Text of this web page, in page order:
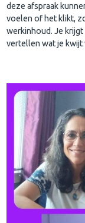
deze afspraak
voelen of het klikt,
werkinhoud. Je
vertellen wat je kwijt